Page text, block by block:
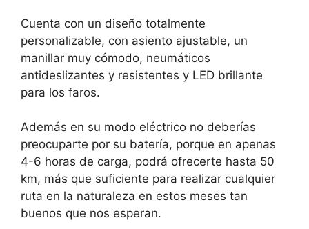
Cuenta con un diseño totalmente
personalizable, con asiento ajustable, un
manillar muy cómodo, neumáticos
antideslizantes y resistentes y LED brillante
para los faros.
Además en su modo eléctrico no deberías
preocuparte por su batería, porque en apenas
4-6 horas de carga, podrá ofrecerte hasta 50
km, más que suficiente para realizar cualquier
ruta en la naturaleza en estos meses tan
buenos que nos esperan.